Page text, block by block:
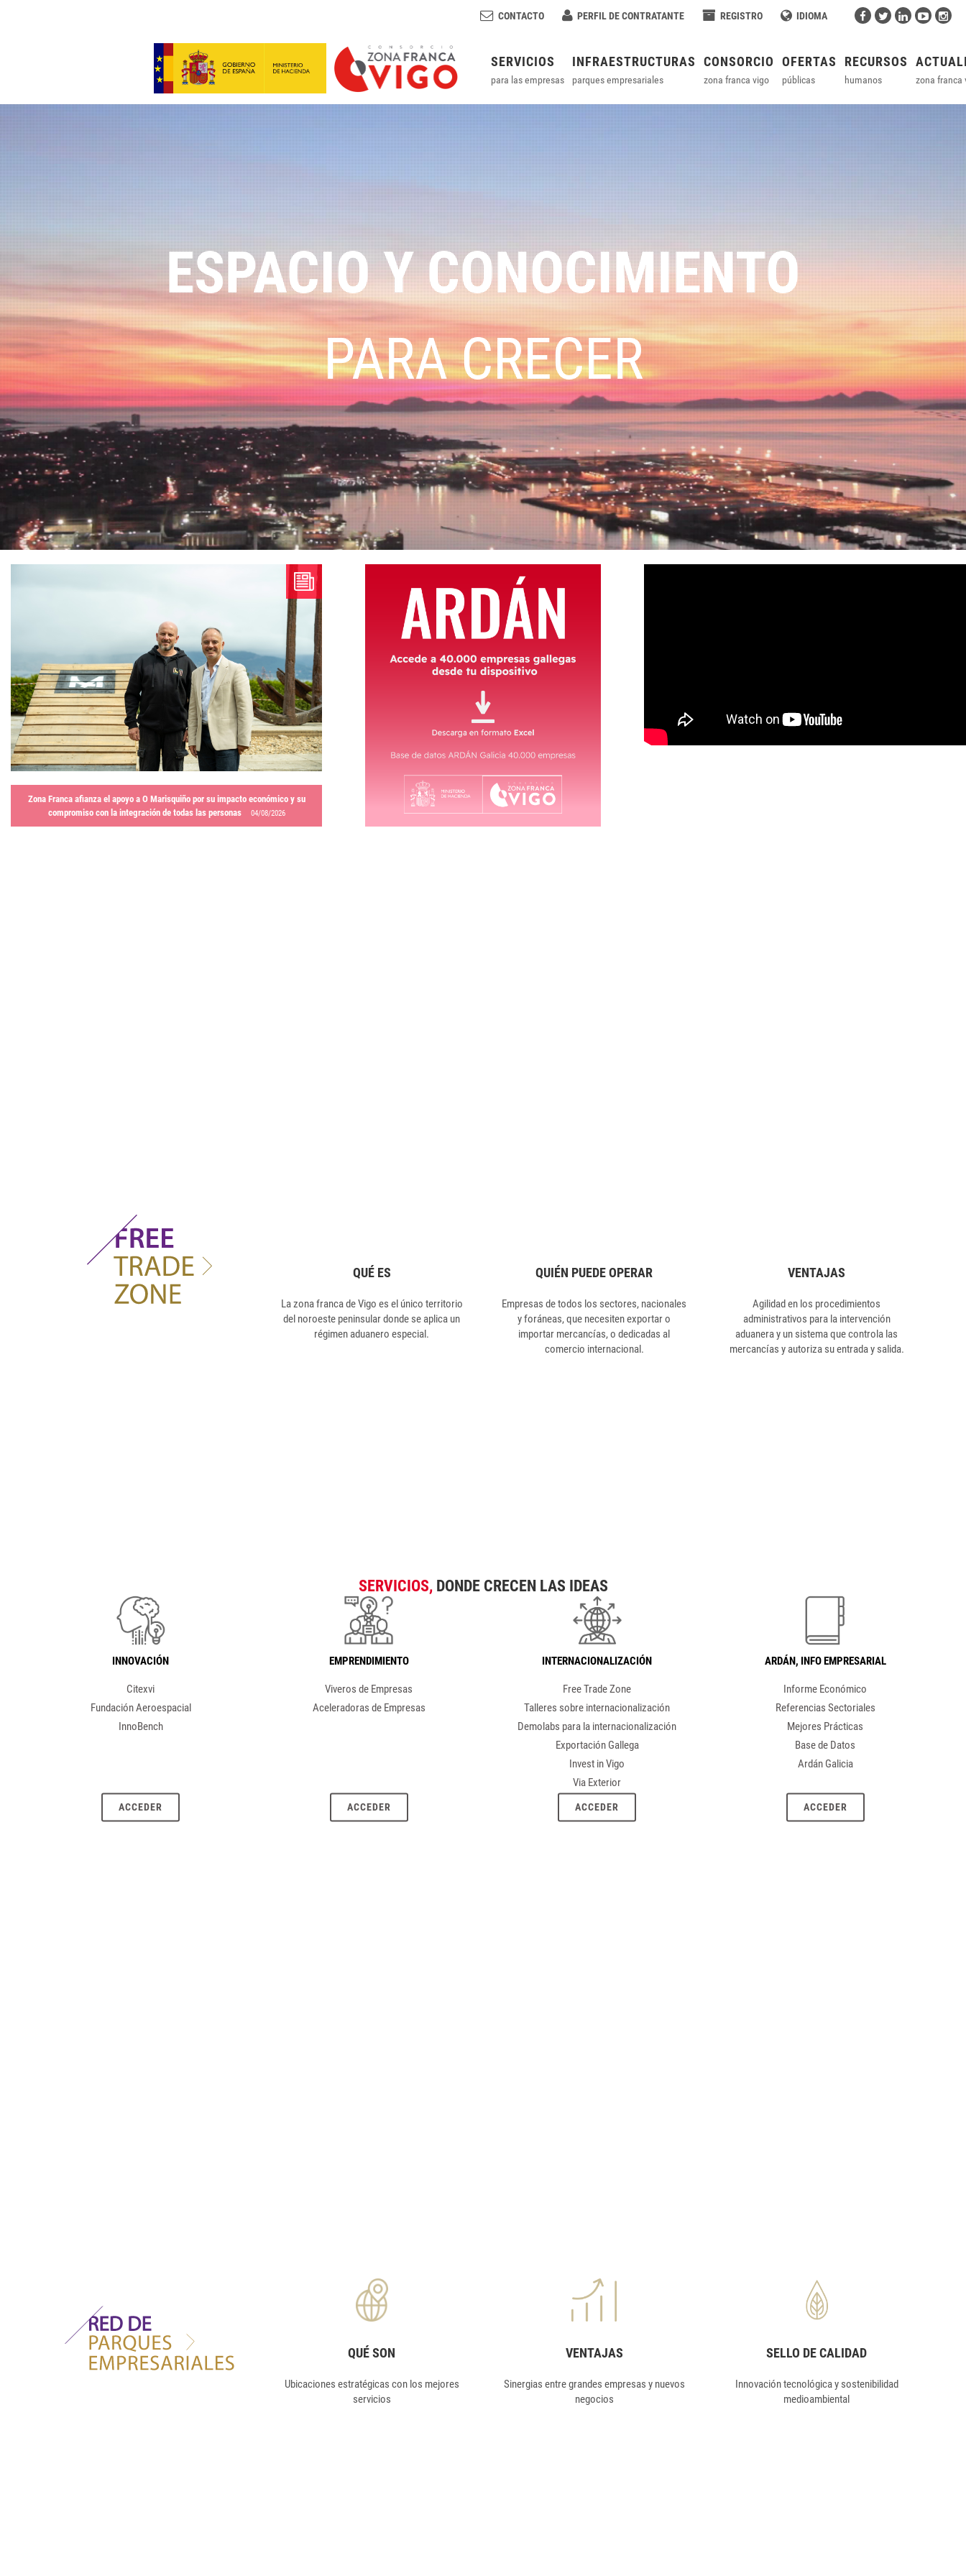
CONTACTO PERFIL DE CONTRATANTE REGISTRO IDIOMA
SERVICIOS
para las empresas
INFRAESTRUCTURAS
parques empresariales
CONSORCIO
zona franca vigo
OFERTAS
públicas
RECURSOS
humanos zona franca
ESPACIO Y CONOCIMIENTO
PARA CRECER
Zona Franca afianza el apoyo a O Marisquiño por su impacto económico y su
compromiso con la integración de todas las personas
04/08/2026
QUÉ ES
La zona franca de Vigo es el único territorio
del noroeste peninsular donde se aplica un
régimen aduanero especial.
QUIÉN PUEDE OPERAR
Empresas de todos los sectores, nacionales
y foráneas, que necesiten exportar o
importar mercancías, o dedicadas al
comercio internacional.
VENTAJAS
Agilidad en los procedimientos
administrativos para la intervención
aduanera y un sistema que controla las
mercancías y autoriza su entrada y salida.
SERVICIOS,DONDE CRECEN LAS IDEAS
INNOVACIÓN
Citexvi
Fundación Aeroespacial
InnoBench
ACCEDER
EMPRENDIMIENTO
Viveros de Empresas
Aceleradoras de Empresas
ACCEDER
INTERNACIONALIZACIÓN
Free Trade Zone
Talleres sobre internacionalización
Demolabs para la internacionalización
Exportación Gallega
Invest in Vigo
Via Exterior
ACCEDER
ARDÁN, INFO EMPRESARIAL
Informe Económico
Referencias Sectoriales
Mejores Prácticas
Base de Datos
Ardán Galicia
ACCEDER
QUÉ SON
Ubicaciones estratégicas con los mejores
servicios
VENTAJAS
Sinergias entre grandes empresas y nuevos
negocios
SELLO DE CALIDAD
Innovación tecnológica y sostenibilidad
medioambiental